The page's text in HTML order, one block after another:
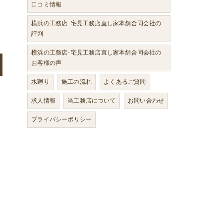
口コミ情報
横浜の工務店･宅見工務店直し家本舗合同会社の
評判
横浜の工務店･宅見工務店直し家本舗合同会社の
お客様の声
水廻り
施工の流れ
よくあるご質問
求人情報
当工務店について
お問い合わせ
プライバシーポリシー